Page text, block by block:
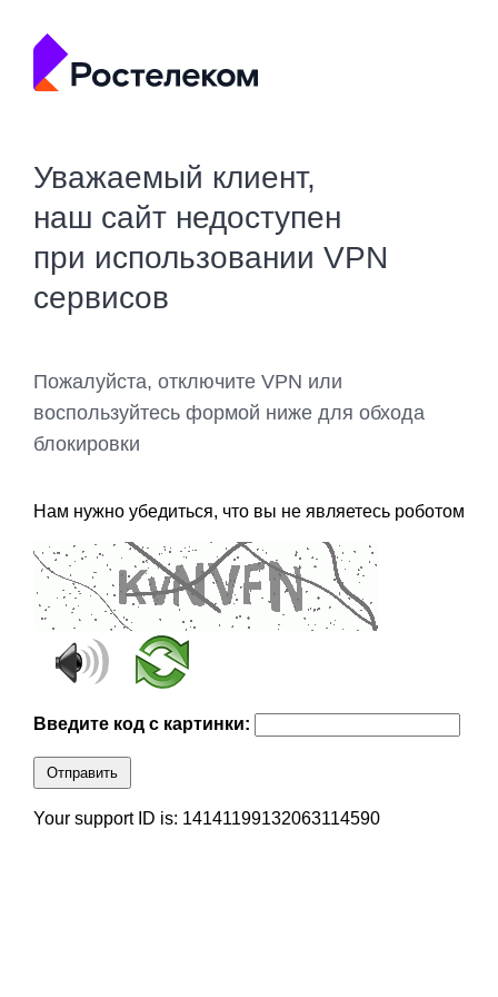
Уважаемый клиент,
наш сайт недоступен
при использовании VPN
сервисов
Пожалуйста, отключите VPN или
воспользуйтесь формой ниже для обхода
блокировки
Нам нужно убедиться, что вы не являетесь роботом
Введите код с картинки:
Отправить
Your support ID is: 14141199132063114590